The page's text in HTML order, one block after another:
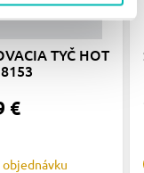
TYČ HOT
€
objednávku